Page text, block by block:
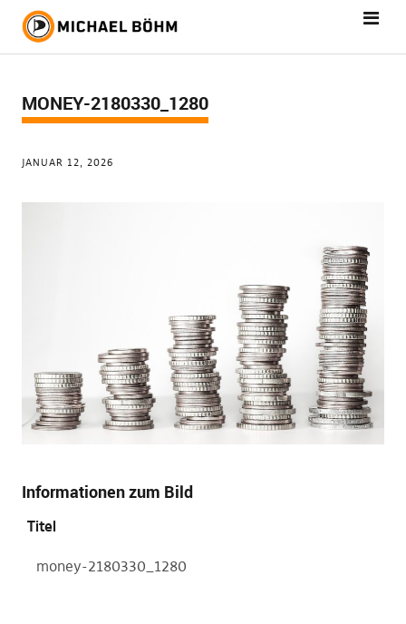
MONEY-2180330_1280
JANUAR 12, 2026
Informationen zum Bild
Titel
money-2180330_1280